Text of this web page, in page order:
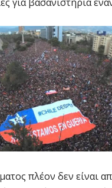
πλέον δεν είναι